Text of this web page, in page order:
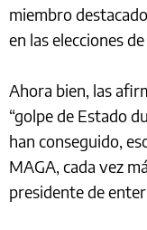
miembro
en las elecciones
Ahora bien, las
“golpe de Estado
han conseguido,
MAGA, cada vez
presidente de